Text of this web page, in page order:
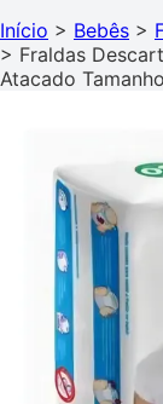
Início > Bebês >
> Fraldas
Atacado